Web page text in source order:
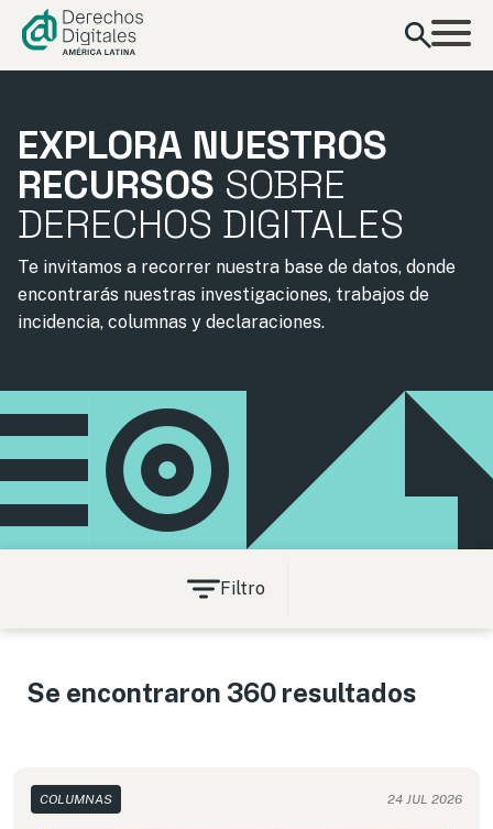
contenido
EXPLORA NUESTROS
RECURSOS SOBRE
DERECHOS DIGITALES
Te invitamos a recorrer nuestra base de datos, donde
encontrarás nuestras investigaciones, trabajos de
incidencia, columnas y declaraciones.
Filtro
Se encontraron 360 resultados
COLUMNAS 24 JUL 2026